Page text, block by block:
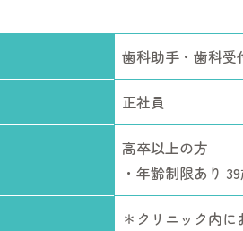
歯科助手・歯科受
正社員
高卒以上の方
・年齢制限あり
＊クリニック内